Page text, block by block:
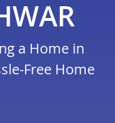
a Home in
Free Home